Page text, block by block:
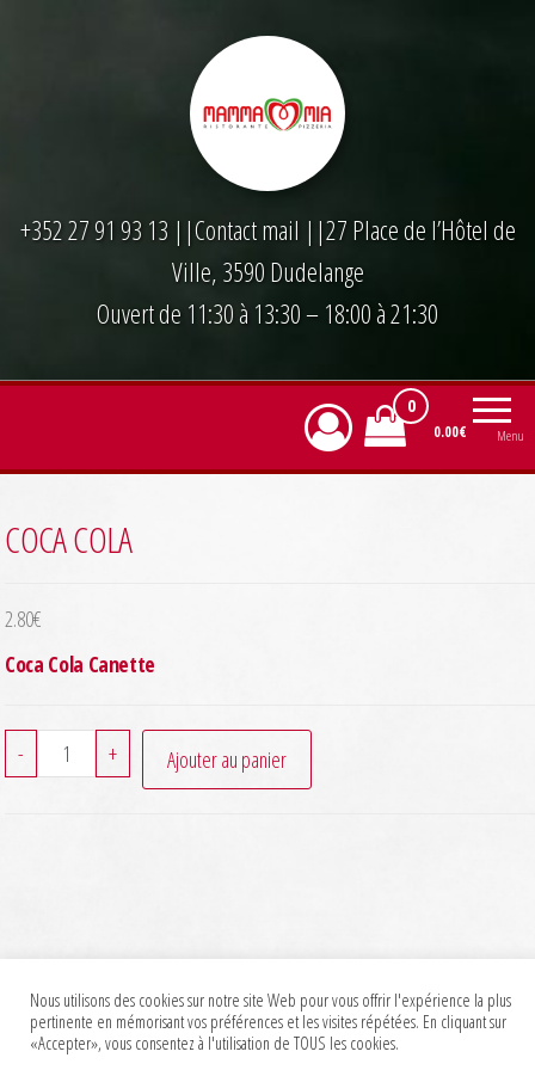
+352 27 91 93 13 ||Contact mail ||27 Place de l’Hôtel de
Ville, 3590 Dudelange
Ouvert de 11:30 à 13:30 – 18:00 à 21:30
Menu
0
0.00€
COCA COLA
2.80€
Coca Cola Canette
-
quantité
de
+ Ajouter au panier
Nous utilisons des cookies sur notre site Web pour vous offrir l'expérience la plus
pertinente en mémorisant vos préférences et les visites répétées. En cliquant sur
«Accepter», vous consentez à l'utilisation de TOUS les cookies.